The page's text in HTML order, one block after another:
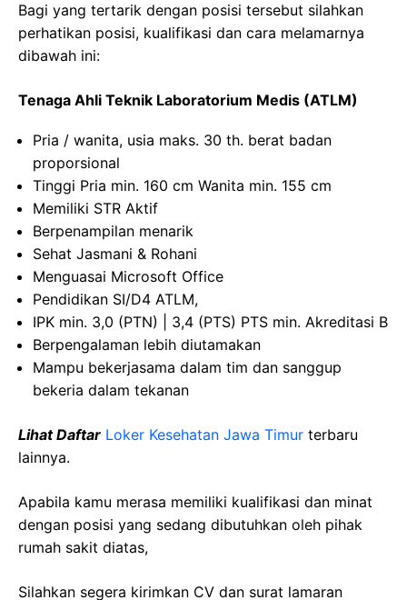
Bagi yang tertarik dengan posisi tersebut silahkan
perhatikan posisi, kualifikasi dan cara melamarnya
dibawah ini:
Tenaga Ahli Teknik Laboratorium Medis (ATLM)
Pria / wanita, usia maks. 30 th. berat badan
proporsional
Tinggi Pria min. 160 cm Wanita min. 155 cm
Memiliki STR Aktif
Berpenampilan menarik
Sehat Jasmani & Rohani
Menguasai Microsoft Office
Pendidikan SI/D4 ATLM,
IPK min. 3,0 (PTN) | 3,4 (PTS) PTS min. Akreditasi B
Berpengalaman lebih diutamakan
Mampu bekerjasama dalam tim dan sanggup
bekeria dalam tekanan
Lihat Daftar Loker Kesehatan Jawa Timur terbaru
lainnya.
Apabila kamu merasa memiliki kualifikasi dan minat
dengan posisi yang sedang dibutuhkan oleh pihak
rumah sakit diatas,
Silahkan segera kirimkan CV dan surat lamaran